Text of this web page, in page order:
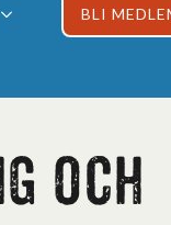
BLI
och